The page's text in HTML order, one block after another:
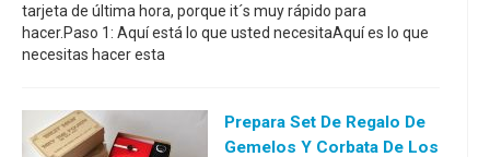
tarjeta de última hora, porque it´s muy rápido para
hacer.Paso 1: Aquí está lo que usted necesitaAquí es lo que
necesitas hacer esta
Prepara Set De Regalo De
Gemelos Y Corbata De Los